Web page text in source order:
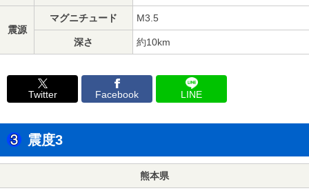
震源
マグニチュード M3.5
深さ 約10km
Twitter Facebook LINE
震度3
熊本県